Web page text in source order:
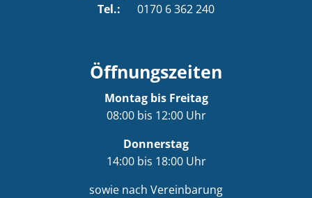
Tel.: 0170 6 362 240
Öffnungszeiten
Montag bis Freitag
08:00 bis 12:00 Uhr
Donnerstag
14:00 bis 18:00 Uhr
sowie nach Vereinbarung